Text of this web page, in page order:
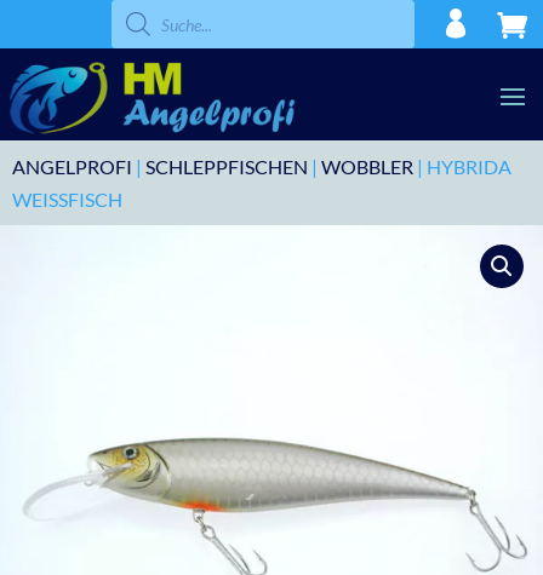
Products
search
ANGELPROFI | SCHLEPPFISCHEN | WOBBLER | HYBRIDA
WEISSFISCH